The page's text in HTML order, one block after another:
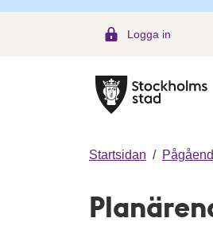
Logga in
Startsidan /